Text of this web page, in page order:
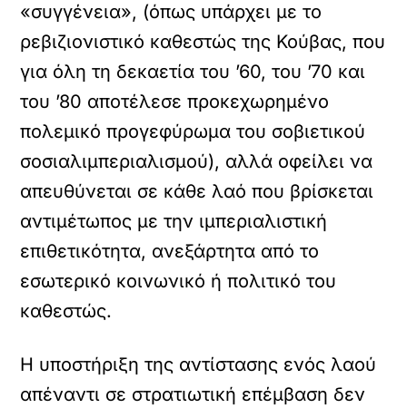
«συγγένεια», (όπως υπάρχει με το
ρεβιζιονιστικό καθεστώς της Κούβας, που
για όλη τη δεκαετία του ’60, του ’70 και
του ’80 αποτέλεσε προκεχωρημένο
πολεμικό προγεφύρωμα του σοβιετικού
σοσιαλιμπεριαλισμού), αλλά οφείλει να
απευθύνεται σε κάθε λαό που βρίσκεται
αντιμέτωπος με την ιμπεριαλιστική
επιθετικότητα, ανεξάρτητα από το
εσωτερικό κοινωνικό ή πολιτικό του
καθεστώς.
Η υποστήριξη της αντίστασης ενός λαού
απέναντι σε στρατιωτική επέμβαση δεν